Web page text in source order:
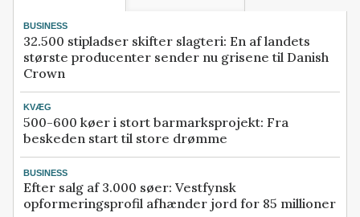
BUSINESS
32.500 stipladser skifter slagteri: En af landets
største producenter sender nu grisene til Danish
Crown
KVÆG
500-600 køer i stort barmarksprojekt: Fra
beskeden start til store drømme
BUSINESS
Efter salg af 3.000 søer: Vestfynsk
opformeringsprofil afhænder jord for 85 millioner